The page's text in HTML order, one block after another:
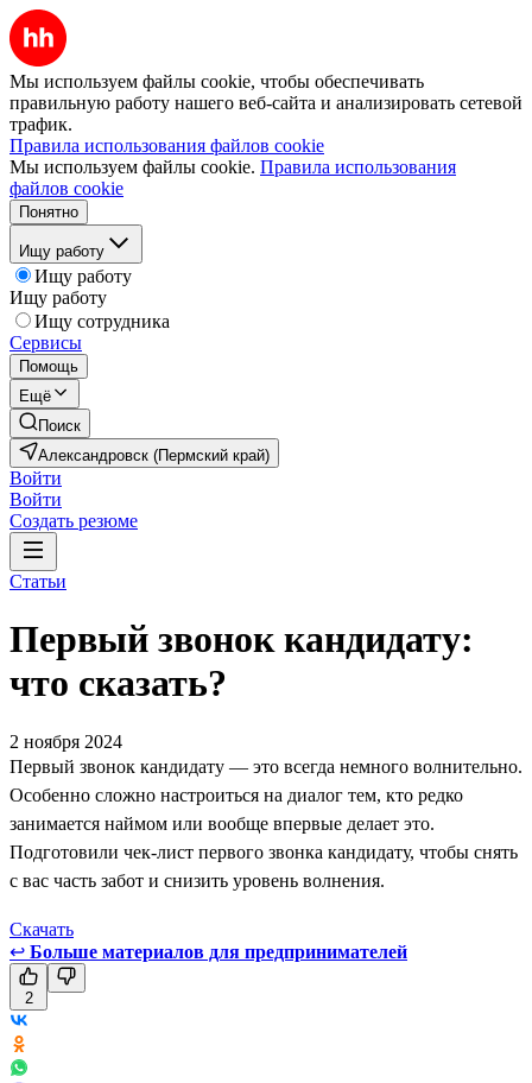
Мы используем файлы cookie, чтобы обеспечивать
правильную работу нашего веб-сайта и анализировать сетевой
трафик.
Правила использования файлов cookie
Мы используем файлы cookie. Правила использования
файлов cookie
Понятно
Ищу работу
Ищу работу
Ищу работу
Ищу сотрудника
Сервисы
Помощь
Ещё
Поиск
Александровск (Пермский край)
Войти
Войти
Создать резюме
Статьи
Первый звонок кандидату:
что сказать?
2 ноября 2024
Первый звонок кандидату — это всегда немного волнительно.
Особенно сложно настроиться на диалог тем, кто редко
занимается наймом или вообще впервые делает это.
Подготовили чек-лист первого звонка кандидату, чтобы снять
с вас часть забот и снизить уровень волнения.
Скачать
↩ Больше материалов для предпринимателей
2